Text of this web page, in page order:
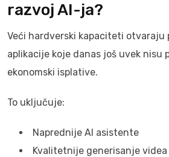
razvoj AI-ja?
Veći hardverski kapaciteti otvaraju
aplikacije koje danas još uvek nisu
ekonomski isplative.
To uključuje:
Naprednije AI asistente
Kvalitetnije generisanje videa